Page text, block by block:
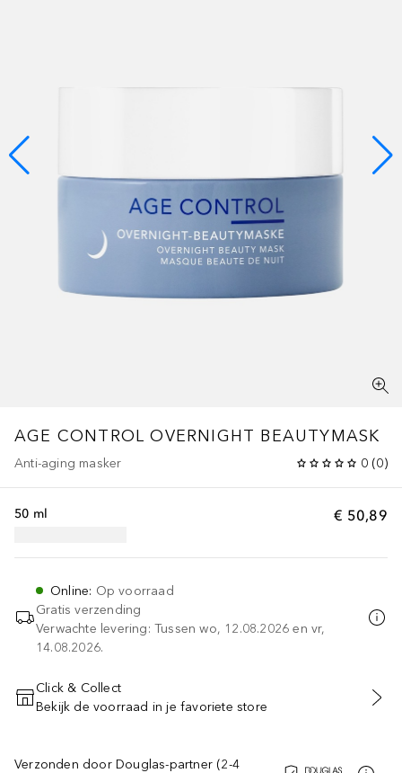
AGE CONTROL OVERNIGHT BEAUTYMASK
Anti-aging masker 0 (0)
€ 50,89
50 ml
Online: Op voorraad
Gratis verzending
Verwachte levering: Tussen wo, 12.08.2026 en vr,
14.08.2026.
VOEG TOE AAN WINKELMANDJE
Click & Collect
Bekijk de voorraad in je favoriete store
Verzonden door Douglas-partner (2-4